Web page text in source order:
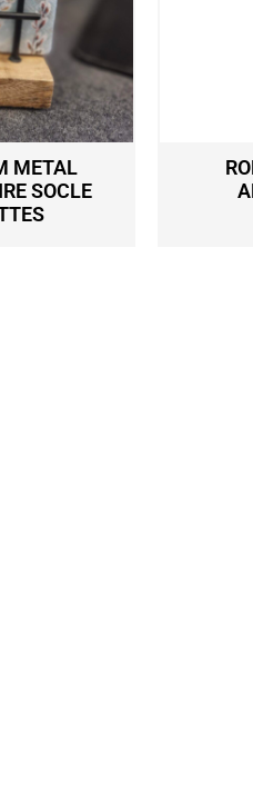
METAL
SOCLE